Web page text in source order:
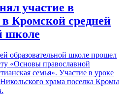
участие в
Кромской средней
школе
образовательной школе прошел
«Основы православной
семья». Участие в уроке
храма поселка Кромы